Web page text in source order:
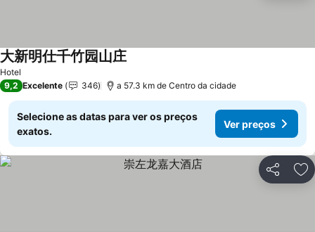
Hotel
大新明仕千竹园山庄
9,2 Excelente 346 a 57.3 km de Centro da cidade
Selecione as datas para ver os preços
exatos.
Ver preços
Partilhar